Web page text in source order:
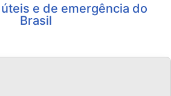
e de emergência do
Brasil